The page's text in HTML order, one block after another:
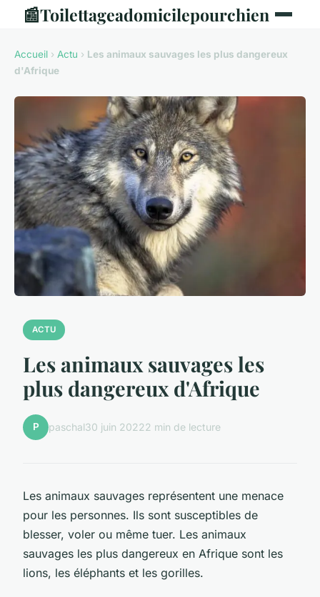
📰Toilettageadomicilepourchien
Accueil › Actu › Les animaux sauvages les plus dangereux
d'Afrique
ACTU
Les animaux sauvages les
plus dangereux d'Afrique
P paschal30 juin 20222 min de lecture
Les animaux sauvages représentent une menace
pour les personnes. Ils sont susceptibles de
blesser, voler ou même tuer. Les animaux
sauvages les plus dangereux en Afrique sont les
lions, les éléphants et les gorilles.